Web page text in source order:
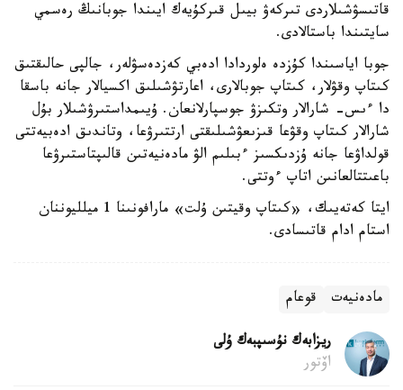
قاتىسۋشىلاردى تىركەۋ بيىل قىركۇيەك ايىندا جوبانىڭ رەسمي
سايتىندا باستالادى.
جوبا اياسىندا كۇزدە ەلوردادا ادەبي كەزدەسۋلەر، جالپى حالىقتىق
كىتاپ وقۋلار، كىتاپ جوبالارى، اعارتۋشىلىق اكسيالار جانە باسقا
دا ءىس- شارالار وتكىزۋ جوسپارلانعان. ۇيىمداستىرۋشىلار بۇل
شارالار كىتاپ وقۋعا قىزىعۋشىلىقتى ارتتىرۋعا، وتاندىق ادەبيەتتى
قولداۋعا جانە ۇزدىكسىز ءبىلىم الۋ مادەنيەتىن قالىپتاستىرۋعا
باعىتتالعانىن اتاپ ءوتتى.
ايتا كەتەيىك، «كىتاپ وقيتىن ۇلت» مارافونىنا 1 ميلليوننان
استام ادام قاتىسادى.
مادەنيەت قوعام
ريزابەك نۇسىپبەك ۇلى
اۆتور